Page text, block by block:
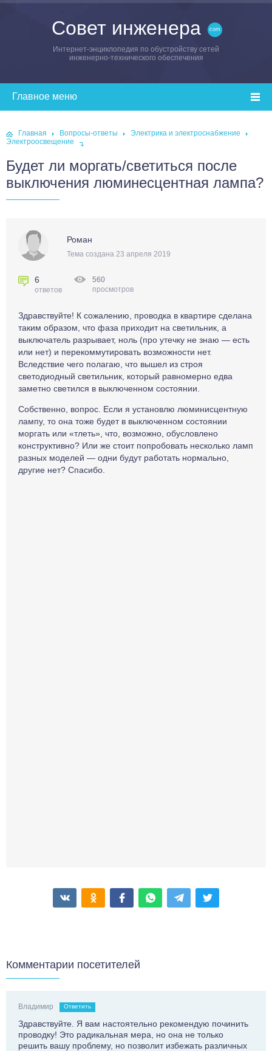
Совет инженера
Интернет-энциклопедия по обустройству сетей
инженерно-технического обеспечения
Главная Вопросы-ответы
Электрика и электроснабжение
Электроосвещение
Будет ли моргать/светиться после
выключения люминесцентная лампа?
Роман
Тема создана 23 апреля 2019
6
ответов
560
просмотров
Здравствуйте! К сожалению, проводка в квартире сделана
таким образом, что фаза приходит на светильник, а
выключатель разрывает, ноль (про утечку не знаю — есть
или нет) и перекоммутировать возможности нет.
Вследствие чего полагаю, что вышел из строя
светодиодный светильник, который равномерно едва
заметно светился в выключенном состоянии.
Собственно, вопрос. Если я установлю люминисцентную
лампу, то она тоже будет в выключенном состоянии
моргать или «тлеть», что, возможно, обусловлено
конструктивно? Или же стоит попробовать несколько ламп
разных моделей — одни будут работать нормально,
другие нет? Спасибо.
Комментарии посетителей
Владимир Ответить
Здравствуйте. Я вам настоятельно рекомендую починить
проводку! Это радикальная мера, но она не только
решить вашу проблему, но позволит избежать различных